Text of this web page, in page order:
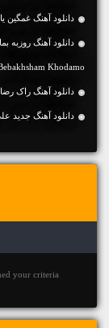
دانلود آهنگ غمگین
Khodamo
دانلود آهنگ راک
دانلود آهنگ جديد
your criteria.